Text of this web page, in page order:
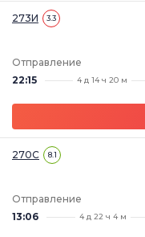
273И 3.3
Отправление
22:15
4 д 14 ч 20 м
270С 8.1
Отправление
13:06
4 д 22 ч 4 м